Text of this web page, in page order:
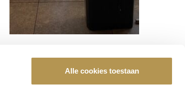
Alle cookies toestaan